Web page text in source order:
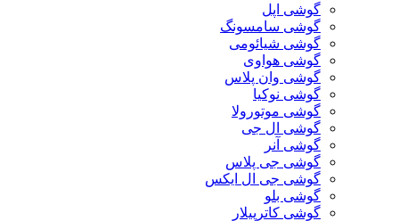
گوشی اپل
گوشی سامسونگ
گوشی شیائومی
گوشی هواوی
گوشی وان پلاس
گوشی نوکیا
گوشی موتورولا
گوشی ال جی
گوشی آنر
گوشی جی پلاس
گوشی جی ال ایکس
گوشی بلو
گوشی کاترپیلار